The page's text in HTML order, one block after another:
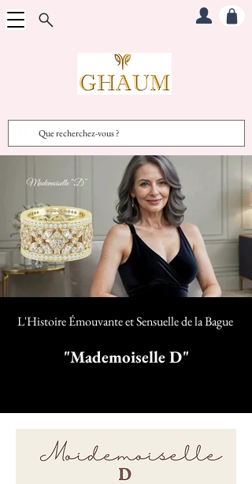
L'Histoire Émouvante et Sensuelle de la Bague
"Mademoiselle D"